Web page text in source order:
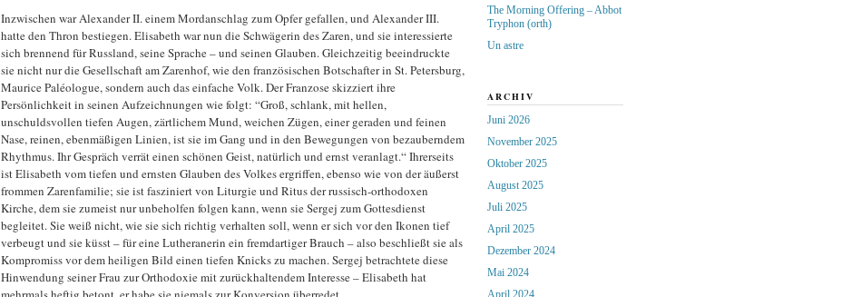
Inzwischen war Alexander II. einem Mordanschlag zum Opfer gefallen, und Alexander III.
hatte den Thron bestiegen. Elisabeth war nun die Schwägerin des Zaren, und sie interessierte
sich brennend für Russland, seine Sprache – und seinen Glauben. Gleichzeitig beeindruckte
sie nicht nur die Gesellschaft am Zarenhof, wie den französischen Botschafter in St. Petersburg,
Maurice Paléologue, sondern auch das einfache Volk. Der Franzose skizziert ihre
Persönlichkeit in seinen Aufzeichnungen wie folgt: “Groß, schlank, mit hellen,
unschuldsvollen tiefen Augen, zärtlichem Mund, weichen Zügen, einer geraden und feinen
Nase, reinen, ebenmäßigen Linien, ist sie im Gang und in den Bewegungen von bezauberndem
Rhythmus. Ihr Gespräch verrät einen schönen Geist, natürlich und ernst veranlagt.“ Ihrerseits
ist Elisabeth vom tiefen und ernsten Glauben des Volkes ergriffen, ebenso wie von der äußerst
frommen Zarenfamilie; sie ist fasziniert von Liturgie und Ritus der russisch-orthodoxen
Kirche, dem sie zumeist nur unbeholfen folgen kann, wenn sie Sergej zum Gottesdienst
begleitet. Sie weiß nicht, wie sie sich richtig verhalten soll, wenn er sich vor den Ikonen tief
verbeugt und sie küsst – für eine Lutheranerin ein fremdartiger Brauch – also beschließt sie als
Kompromiss vor dem heiligen Bild einen tiefen Knicks zu machen. Sergej betrachtete diese
Hinwendung seiner Frau zur Orthodoxie mit zurückhaltendem Interesse – Elisabeth hat
The Morning Offering – Abbot
Tryphon (orth)
Un astre
ARCHIV
Juni 2026
November 2025
Oktober 2025
August 2025
Juli 2025
April 2025
Dezember 2024
Mai 2024
April 2024